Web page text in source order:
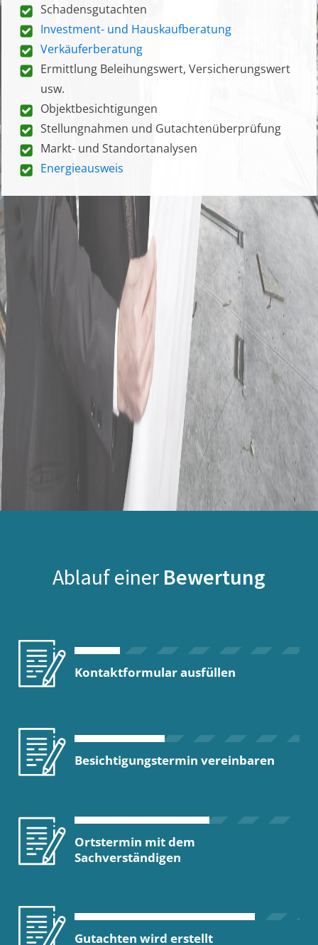
Schadensgutachten
Investment- und Hauskaufberatung
Verkäuferberatung
Ermittlung Beleihungswert, Versicherungswert
usw.
Objektbesichtigungen
Stellungnahmen und Gutachtenüberprüfung
Markt- und Standortanalysen
Energieausweis
Ablauf einer Bewertung
Kontaktformular ausfüllen
Besichtigungstermin vereinbaren
Ortstermin mit dem
Sachverständigen
Gutachten wird erstellt